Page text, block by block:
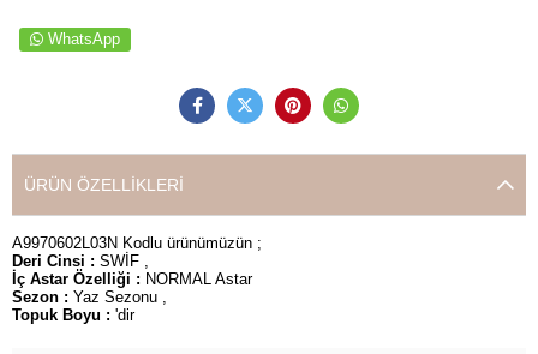
WhatsApp
ÜRÜN ÖZELLIKLERI
A9970602L03N Kodlu ürünümüzün ;
Deri Cinsi : SWİF ,
İç Astar Özelliği : NORMAL Astar
Sezon : Yaz Sezonu ,
Topuk Boyu : 'dir